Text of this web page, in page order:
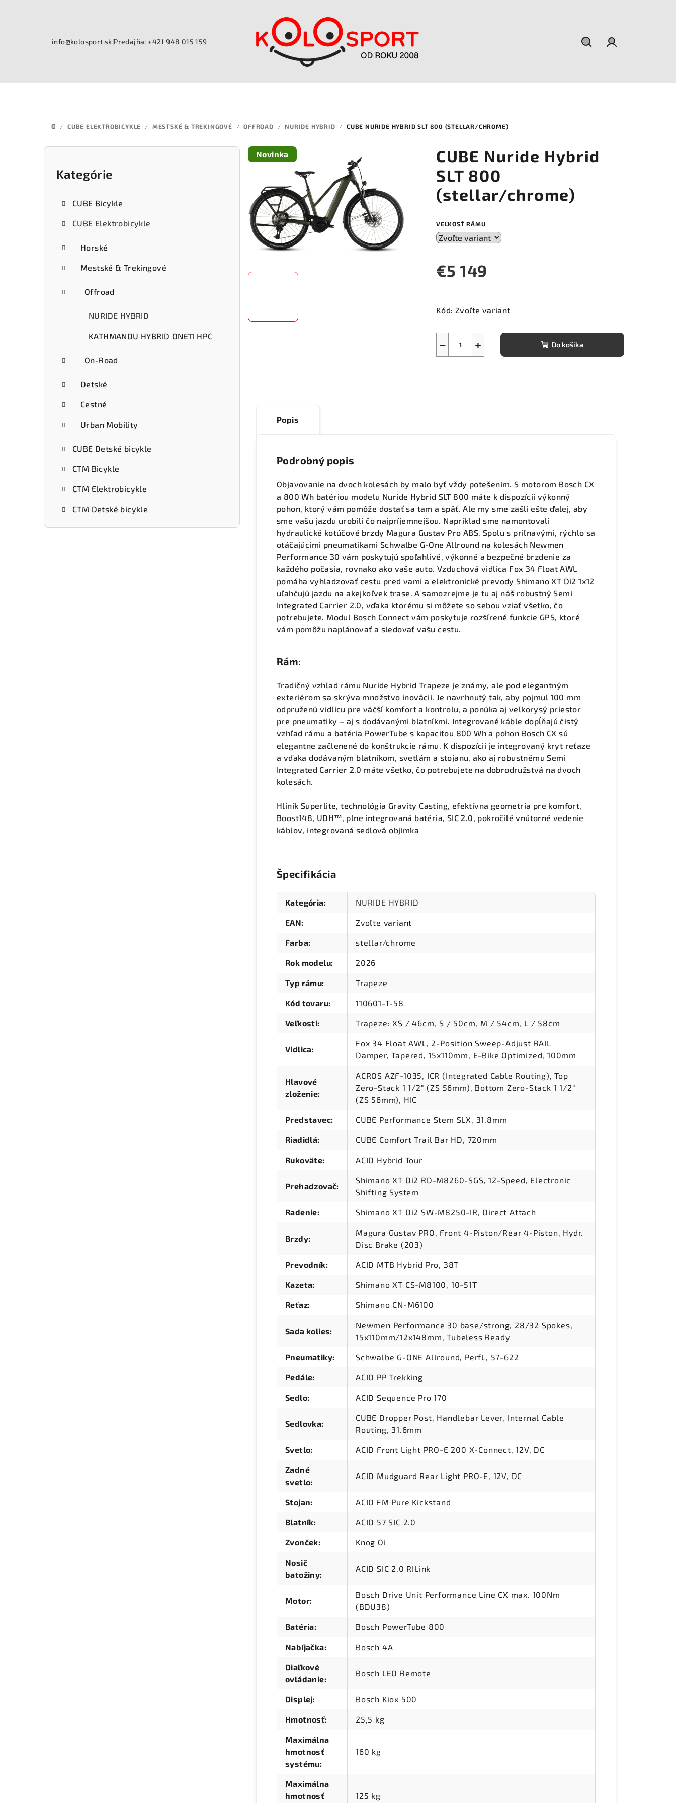
info@kolosport.sk|Predajňa: +421 948 015 159
DOMOV
/ CUBE ELEKTROBICYKLE / MESTSKÉ & TREKINGOVÉ / OFFROAD / NURIDE HYBRID / CUBE NURIDE HYBRID SLT 800 (STELLAR/CHROME)
Preskočiť
Kategórie
CUBE Bicykle
CUBE Elektrobicykle
Horské
Mestské & Trekingové
Offroad
NURIDE HYBRID
KATHMANDU HYBRID ONE11 HPC
On-Road
Detské
Cestné
Urban Mobility
CUBE Detské bicykle
CTM Bicykle
CTM Elektrobicykle
CTM Detské bicykle
CUBE Nuride Hybrid
SLT 800
(stellar/chrome)
VEĽKOSŤ RÁMU
€5 149
cena:
Kód: Zvoľte variant
+
− Do košíka
Novinka
Popis
Podrobný popis
Objavovanie na dvoch kolesách by malo byť vždy potešením. S motorom Bosch CX
a 800 Wh batériou modelu Nuride Hybrid SLT 800 máte k dispozícii výkonný
pohon, ktorý vám pomôže dostať sa tam a späť. Ale my sme zašli ešte ďalej, aby
sme vašu jazdu urobili čo najpríjemnejšou. Napríklad sme namontovali
hydraulické kotúčové brzdy Magura Gustav Pro ABS. Spolu s priľnavými, rýchlo sa
otáčajúcimi pneumatikami Schwalbe G-One Allround na kolesách Newmen
Performance 30 vám poskytujú spoľahlivé, výkonné a bezpečné brzdenie za
každého počasia, rovnako ako vaše auto. Vzduchová vidlica Fox 34 Float AWL
pomáha vyhladzovať cestu pred vami a elektronické prevody Shimano XT Di2 1x12
uľahčujú jazdu na akejkoľvek trase. A samozrejme je tu aj náš robustný Semi
Integrated Carrier 2.0, vďaka ktorému si môžete so sebou vziať všetko, čo
potrebujete. Modul Bosch Connect vám poskytuje rozšírené funkcie GPS, ktoré
vám pomôžu naplánovať a sledovať vašu cestu.
Rám:
Tradičný vzhľad rámu Nuride Hybrid Trapeze je známy, ale pod elegantným
exteriérom sa skrýva množstvo inovácií. Je navrhnutý tak, aby pojmul 100 mm
odpruženú vidlicu pre väčší komfort a kontrolu, a ponúka aj veľkorysý priestor
pre pneumatiky – aj s dodávanými blatníkmi. Integrované káble dopĺňajú čistý
vzhľad rámu a batéria PowerTube s kapacitou 800 Wh a pohon Bosch CX sú
elegantne začlenené do konštrukcie rámu. K dispozícii je integrovaný kryt reťaze
a vďaka dodávaným blatníkom, svetlám a stojanu, ako aj robustnému Semi
Integrated Carrier 2.0 máte všetko, čo potrebujete na dobrodružstvá na dvoch
kolesách.
Hliník Superlite, technológia Gravity Casting, efektívna geometria pre komfort,
Boost148, UDH™, plne integrovaná batéria, SIC 2.0, pokročilé vnútorné vedenie
káblov, integrovaná sedlová objímka
Špecifikácia
Kategória: NURIDE HYBRID
EAN: Zvoľte variant
Farba: stellar/chrome
Rok modelu: 2026
Typ rámu: Trapeze
Kód tovaru: 110601-T-58
Veľkosti: Trapeze: XS / 46cm, S / 50cm, M / 54cm, L / 58cm
Vidlica:
Fox 34 Float AWL, 2-Position Sweep-Adjust RAIL
Damper, Tapered, 15x110mm, E-Bike Optimized, 100mm
Hlavové
zloženie:
ACROS AZF-1035, ICR (Integrated Cable Routing), Top
Zero-Stack 1 1/2" (ZS 56mm), Bottom Zero-Stack 1 1/2"
(ZS 56mm), HIC
Predstavec: CUBE Performance Stem SLX, 31.8mm
Riadidlá: CUBE Comfort Trail Bar HD, 720mm
Rukoväte: ACID Hybrid Tour
Prehadzovač:
Shimano XT Di2 RD-M8260-SGS, 12-Speed, Electronic
Shifting System
Radenie: Shimano XT Di2 SW-M8250-IR, Direct Attach
Brzdy:
Magura Gustav PRO, Front 4-Piston/Rear 4-Piston, Hydr.
Disc Brake (203)
Prevodník: ACID MTB Hybrid Pro, 38T
Kazeta: Shimano XT CS-M8100, 10-51T
Reťaz: Shimano CN-M6100
Sada kolies:
Newmen Performance 30 base/strong, 28/32 Spokes,
15x110mm/12x148mm, Tubeless Ready
Pneumatiky: Schwalbe G-ONE Allround, PerfL, 57-622
Pedále: ACID PP Trekking
Sedlo: ACID Sequence Pro 170
Sedlovka:
CUBE Dropper Post, Handlebar Lever, Internal Cable
Routing, 31.6mm
Svetlo: ACID Front Light PRO-E 200 X-Connect, 12V, DC
Zadné
svetlo:
ACID Mudguard Rear Light PRO-E, 12V, DC
Stojan: ACID FM Pure Kickstand
Blatník: ACID 57 SIC 2.0
Zvonček: Knog Oi
Nosič
batožiny:
ACID SIC 2.0 RILink
Motor:
Bosch Drive Unit Performance Line CX max. 100Nm
(BDU38)
Batéria: Bosch PowerTube 800
Nabíjačka: Bosch 4A
Diaľkové
ovládanie:
Bosch LED Remote
Displej: Bosch Kiox 500
Hmotnosť: 25,5 kg
Maximálna
hmotnosť
systému:
160 kg
Maximálna
hmotnosť
125 kg